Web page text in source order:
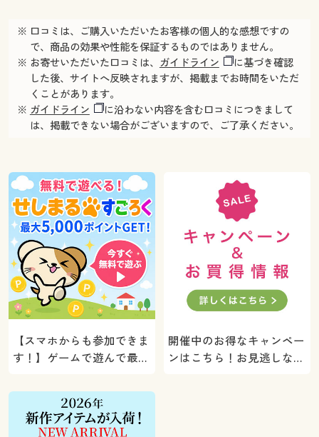
※ 口コミは、ご購入いただいたお客様の個人的な感想ですの
で、商品の効果や性能を保証するものではありません。
※ お寄せいただいた口コミは、
ガイドライン
に基づき確認
した後、サイトへ反映されますが、掲載までお時間をいただ
くことがあります。
※ ガイドライン
に沿わない内容を含む口コミにつきまして
は、掲載できない場合がございますので、ご了承ください。
【スマホからも参加できま
す！】ゲームで遊んで最大
ト！
開催中のお得なキャンペー
ンはこちら！お見逃しな